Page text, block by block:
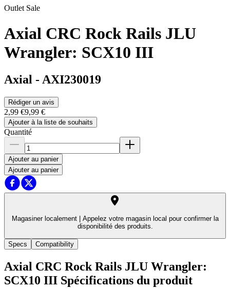
Outlet Sale
Axial CRC Rock Rails JLU
Wrangler: SCX10 III
Axial - AXI230019
Rédiger un avis
2,99 €9,99 €
Ajouter à la liste de souhaits
Quantité
Ajouter au panier
Ajouter au panier
Magasiner localement |
Appelez votre magasin local pour confirmer la
disponibilité des produits.
Specs Compatibility
Axial CRC Rock Rails JLU Wrangler:
SCX10 III Spécifications du produit